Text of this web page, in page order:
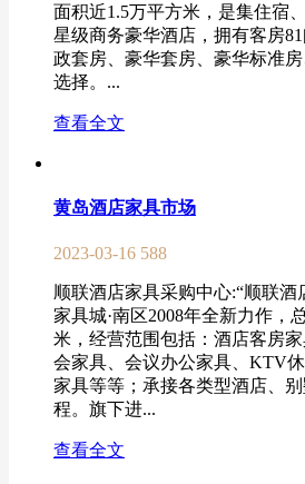
面积近1.5万平方米，是集住宿
星级商务豪华酒店，拥有客房
政套房、豪华套房、豪华标准
选择。...
查看全文
黄岛酒店家具市场
2023-03-16 588
顺联酒店家具采购中心:“顺联酒
家具城·南区2008年全新力作，
米，经营范围包括：酒店客房
会家具、会议办公家具、KTV
家具等等；承接各类型酒店、
程。旗下进...
查看全文